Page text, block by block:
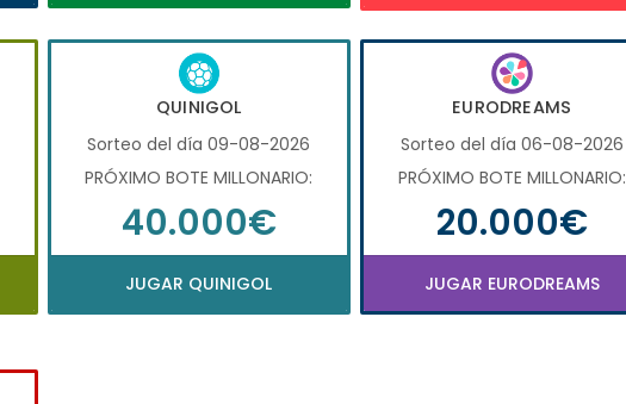
QUINIGOL
Sorteo del día 09-08-2026
PRÓXIMO BOTE MILLONARIO:
40.000€
JUGAR QUINIGOL
EURODREAMS
Sorteo del día 06-08-2026
PRÓXIMO BOTE MILLONARIO:
20.000€
JUGAR EURODREAMS